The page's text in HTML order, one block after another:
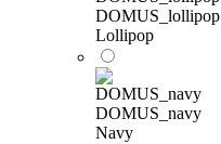
DOMUS_lollipop
Lollipop
DOMUS_navy
Navy